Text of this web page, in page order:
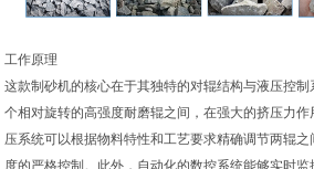
工作原理
这款制砂机的核心在于其独特的对辊结构与液压控
个相对旋转的高强度耐磨辊之间，在强大的挤压力
压系统可以根据物料特性和工艺要求精确调节两辊
度的严格控制。此外，自动化的数控系统能够实时